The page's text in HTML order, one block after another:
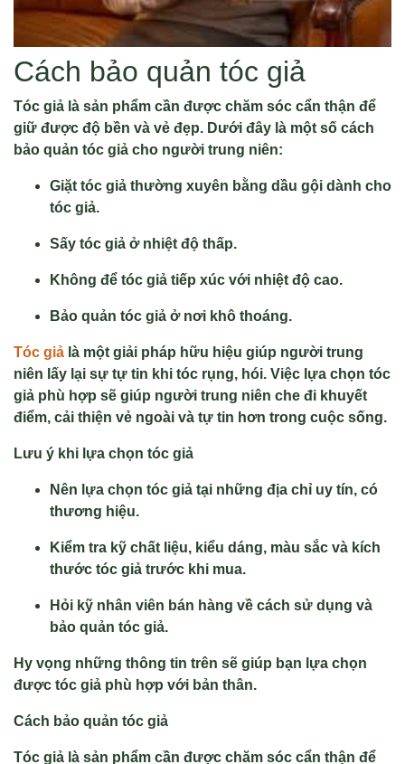
Cách bảo quản tóc giả
Tóc giả là sản phẩm cần được chăm sóc cẩn thận để
giữ được độ bền và vẻ đẹp. Dưới đây là một số cách
bảo quản tóc giả cho người trung niên:
Giặt tóc giả thường xuyên bằng dầu gội dành cho
tóc giả.
Sấy tóc giả ở nhiệt độ thấp.
Không để tóc giả tiếp xúc với nhiệt độ cao.
Bảo quản tóc giả ở nơi khô thoáng.
Tóc giả là một giải pháp hữu hiệu giúp người trung
niên lấy lại sự tự tin khi tóc rụng, hói. Việc lựa chọn tóc
giả phù hợp sẽ giúp người trung niên che đi khuyết
điểm, cải thiện vẻ ngoài và tự tin hơn trong cuộc sống.
Lưu ý khi lựa chọn tóc giả
Nên lựa chọn tóc giả tại những địa chỉ uy tín, có
thương hiệu.
Kiểm tra kỹ chất liệu, kiểu dáng, màu sắc và kích
thước tóc giả trước khi mua.
Hỏi kỹ nhân viên bán hàng về cách sử dụng và
bảo quản tóc giả.
Hy vọng những thông tin trên sẽ giúp bạn lựa chọn
được tóc giả phù hợp với bản thân.
Cách bảo quản tóc giả
Tóc giả là sản phẩm cần được chăm sóc cẩn thận để